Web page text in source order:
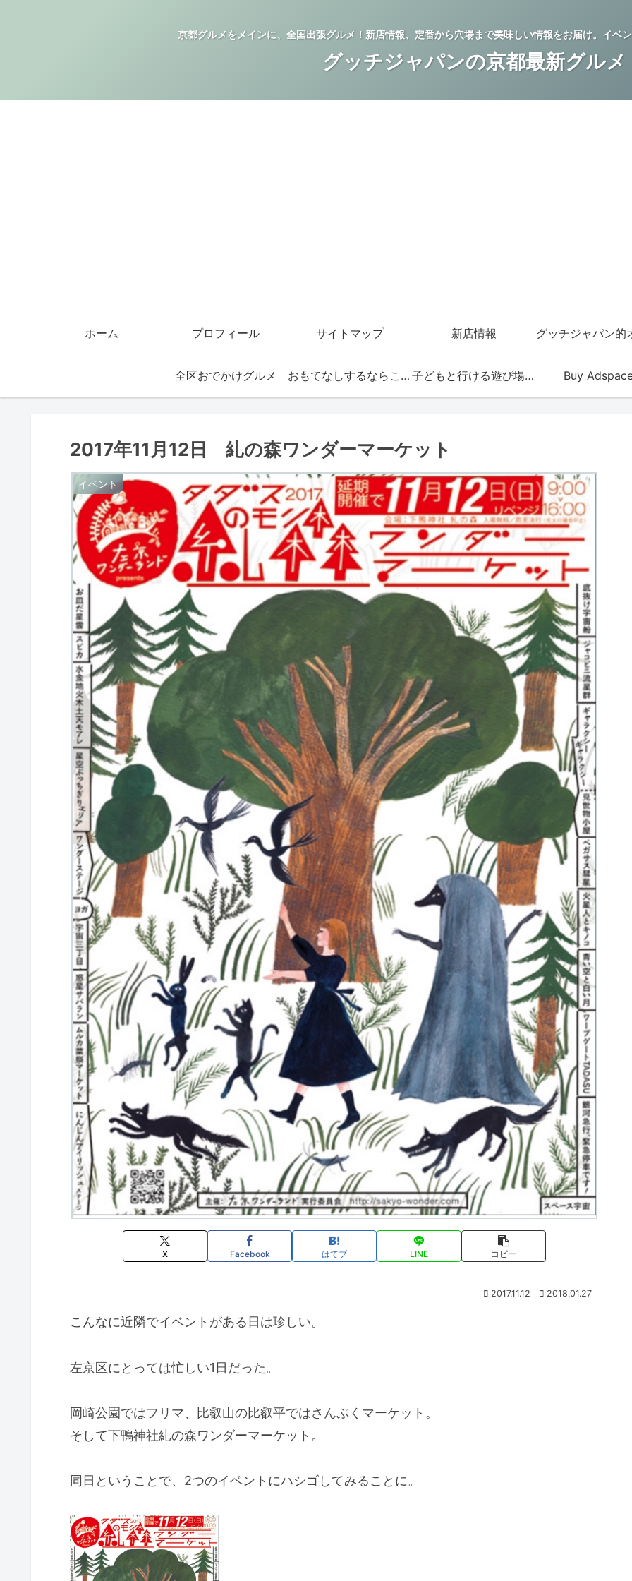
京都グルメをメインに、全国出張グルメ！新店情報、定番から穴場まで美味しい情報をお届け。イベ
グッチジャパンの京都最新グルメ
ホーム プロフィール サイトマップ 新店情報
全区おでかけグルメ おもてなしするならこの店 子どもと行ける遊び場・お店 Buy
2017年11月12日 糺の森ワンダーマーケット
イベント
X Facebook はてブ LINE コピー
2017.11.12 2018.01.27
こんなに近隣でイベントがある日は珍しい。
左京区にとっては忙しい1日だった。
岡崎公園ではフリマ、比叡山の比叡平ではさんぷくマーケット。
そして下鴨神社糺の森ワンダーマーケット。
同日ということで、2つのイベントにハシゴしてみることに。